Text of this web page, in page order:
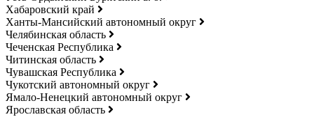
Хабаровский край
Ханты-Мансийский автономный округ
Челябинская область
Чеченская Республика
Читинская область
Чувашская Республика
Чукотский автономный округ
Ямало-Ненецкий автономный округ
Ярославская область